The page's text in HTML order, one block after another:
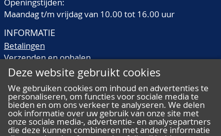
Maandag t/m vrijdag van 10.00 tot 16.00 uur
INFORMATIE
Betalingen
Verzenden en ophalen
Veilingtermen
Kwaliteitsomschrijvingen
Veelgestelde vragen
Deze website gebruikt cookies
We gebruiken cookies om inhoud en advertenties te
personaliseren, om functies voor sociale media te
bieden en om ons verkeer te analyseren. We delen
ook informatie over uw gebruik van onze site met
onze sociale media-, advertentie- en analysepartners
die deze kunnen combineren met andere informatie